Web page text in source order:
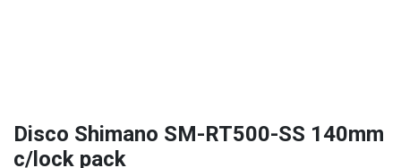
Disco Shimano SM-RT500-SS 140mm
c/lock pack